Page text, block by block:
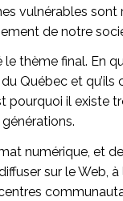
vulnérables
de notre
thème final. En
Québec et
pourquoi il
numérique, et
sur le